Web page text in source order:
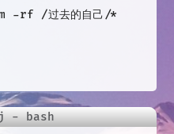
-rf /过去的自己/*
- bash